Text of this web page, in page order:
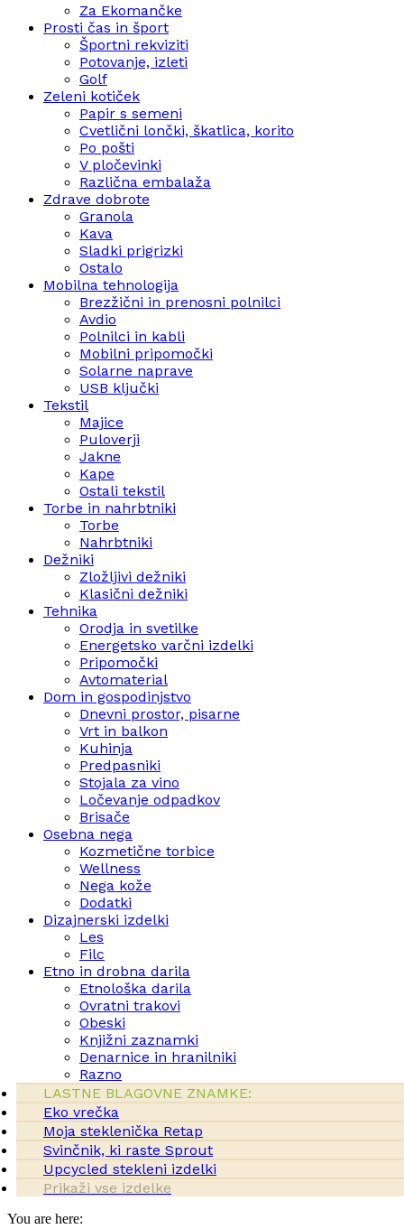
Za Ekomančke
Prosti čas in šport
Športni rekviziti
Potovanje, izleti
Golf
Zeleni kotiček
Papir s semeni
Cvetlični lončki, škatlica, korito
Po pošti
V pločevinki
Različna embalaža
Zdrave dobrote
Granola
Kava
Sladki prigrizki
Ostalo
Mobilna tehnologija
Brezžični in prenosni polnilci
Avdio
Polnilci in kabli
Mobilni pripomočki
Solarne naprave
USB ključki
Tekstil
Majice
Puloverji
Jakne
Kape
Ostali tekstil
Torbe in nahrbtniki
Torbe
Nahrbtniki
Dežniki
Zložljivi dežniki
Klasični dežniki
Tehnika
Orodja in svetilke
Energetsko varčni izdelki
Pripomočki
Avtomaterial
Dom in gospodinjstvo
Dnevni prostor, pisarne
Vrt in balkon
Kuhinja
Predpasniki
Stojala za vino
Ločevanje odpadkov
Brisače
Osebna nega
Kozmetične torbice
Wellness
Nega kože
Dodatki
Dizajnerski izdelki
Les
Filc
Etno in drobna darila
Etnološka darila
Ovratni trakovi
Obeski
Knjižni zaznamki
Denarnice in hranilniki
Razno
LASTNE BLAGOVNE ZNAMKE:
Eko vrečka
Moja steklenička Retap
Svinčnik, ki raste Sprout
Upcycled stekleni izdelki
Prikaži vse izdelke
You are here: